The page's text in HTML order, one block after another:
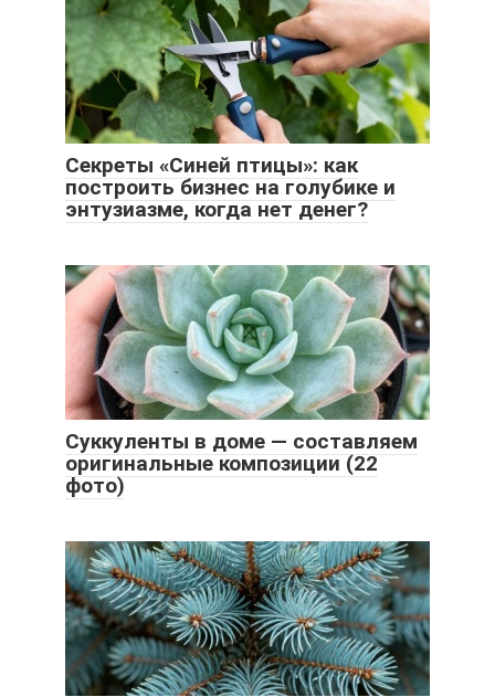
Секреты «Синей птицы»: как
построить бизнес на голубике и
энтузиазме, когда нет денег?
Суккуленты в доме — составляем
оригинальные композиции (22
фото)